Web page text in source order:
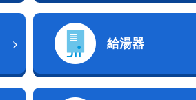
給湯器